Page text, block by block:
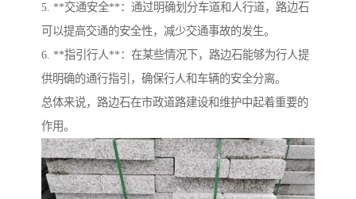
5. **交通安全**：通过明确划分车道和人行道，路边石
可以提高交通的安全性，减少交通事故的发生。
6. **指引行人**：在某些情况下，路边石能够为行人提
供明确的通行指引，确保行人和车辆的安全分离。
总体来说，路边石在市政道路建设和维护中起着重要的
作用。